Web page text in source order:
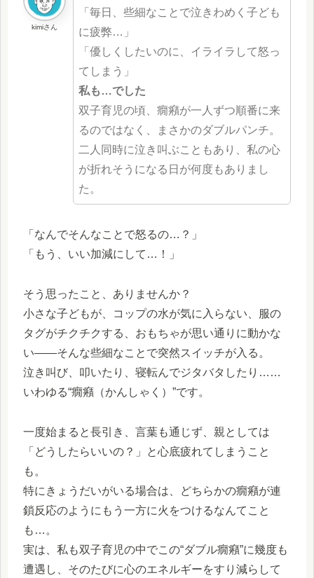
kimiさん
「毎日、些細なことで泣きわめく子ども
に疲弊…」
「優しくしたいのに、イライラして怒っ
てしまう」
私も…でした
双子育児の頃、癇癪が一人ずつ順番に来
るのではなく、まさかのダブルパンチ。
二人同時に泣き叫ぶこともあり、私の心
が折れそうになる日が何度もありまし
た。
「なんでそんなことで怒るの…？」
「もう、いい加減にして…！」
そう思ったこと、ありませんか？
小さな子どもが、コップの水が気に入らない、服の
タグがチクチクする、おもちゃが思い通りに動かな
い――そんな些細なことで突然スイッチが入る。
泣き叫び、叩いたり、寝転んでジタバタしたり……
いわゆる“癇癪（かんしゃく）”です。
一度始まると長引き、言葉も通じず、親としては
「どうしたらいいの？」と心底疲れてしまうこと
も。
特にきょうだいがいる場合は、どちらかの癇癪が連
鎖反応のようにもう一方に火をつけるなんてこと
も…。
実は、私も双子育児の中でこの“ダブル癇癪”に幾度も
遭遇し、そのたびに心のエネルギーをすり減らして